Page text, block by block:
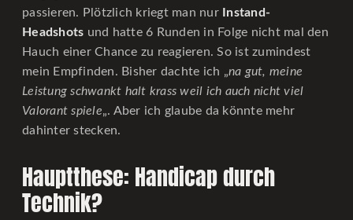
passieren. Plötzlich kriegt man nur
Instand-
Headshots und hatte 6 Runden in Folge nicht mal den
Hauch einer Chance zu reagieren. So ist zumindest
mein Empfinden. Bisher dachte ich „na gut, meine
Leistung schwankt halt krass weil ich auch nicht viel
Valorant spiele„. Aber ich glaube da könnte mehr
dahinter stecken.
Hauptthese: Handicap durch
Technik?